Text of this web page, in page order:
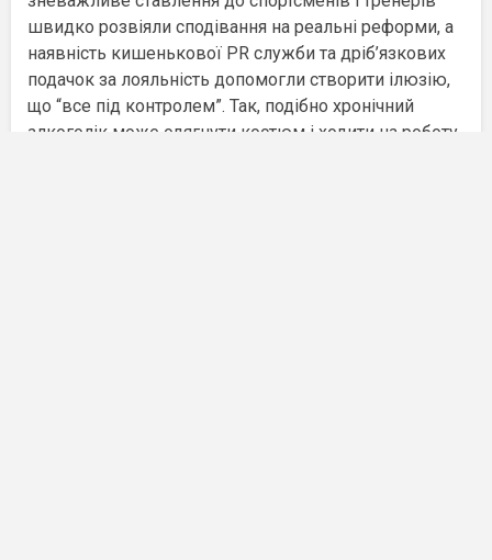
швидко розвіяли сподівання на реальні реформи, а
наявність кишенькової PR служби та дріб’язкових
подачок за лояльність допомогли створити ілюзію,
що “все під контролем”. Так, подібно хронічний
алкоголік може одягнути костюм і ходити на роботу,